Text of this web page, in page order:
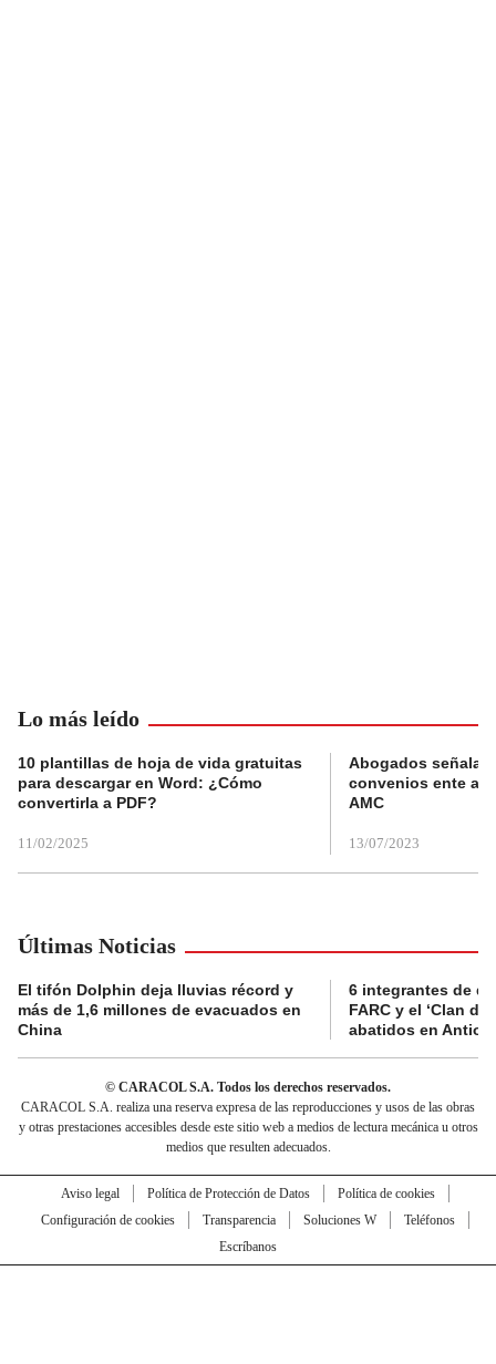
Lo más leído
10 plantillas de hoja de vida gratuitas
para descargar en Word: ¿Cómo
convertirla a PDF?
11/02/2025
Abogados
convenios ente
AMC
13/07/2023
Últimas Noticias
El tifón Dolphin deja lluvias récord y
más de 1,6 millones de evacuados en
China
6 integrantes de
FARC y el ‘Clan
abatidos en
© CARACOL S.A. Todos los derechos reservados.
CARACOL S.A. realiza una reserva expresa de las reproducciones y usos de las obras
y otras prestaciones accesibles desde este sitio web a medios de lectura mecánica u otros
medios que resulten adecuados.
Aviso legal Política de Protección de Datos
Política de cookies
Configuración de cookies
Transparencia Soluciones W
Teléfonos
Escríbanos